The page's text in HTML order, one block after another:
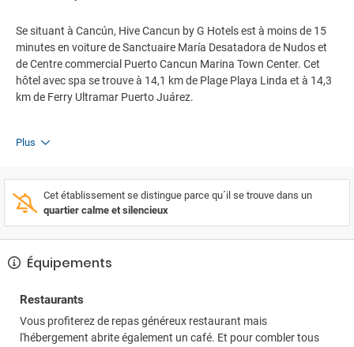
Se situant à Cancún, Hive Cancun by G Hotels est à moins de 15
minutes en voiture de Sanctuaire María Desatadora de Nudos et
de Centre commercial Puerto Cancun Marina Town Center. Cet
hôtel avec spa se trouve à 14,1 km de Plage Playa Linda et à 14,3
km de Ferry Ultramar Puerto Juárez.
Plus
Cet établissement se distingue parce qu´il se trouve dans un
quartier calme et silencieux
Équipements
Restaurants
Vous profiterez de repas généreux restaurant mais
l'hébergement abrite également un café. Et pour combler tous